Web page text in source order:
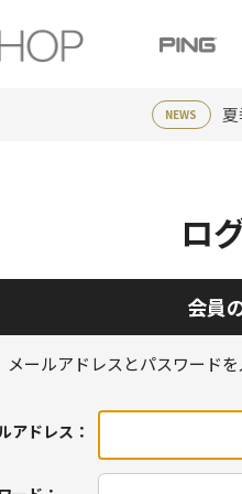
NEWS
ロ
会員
メールアドレスとパスワード
アドレス：